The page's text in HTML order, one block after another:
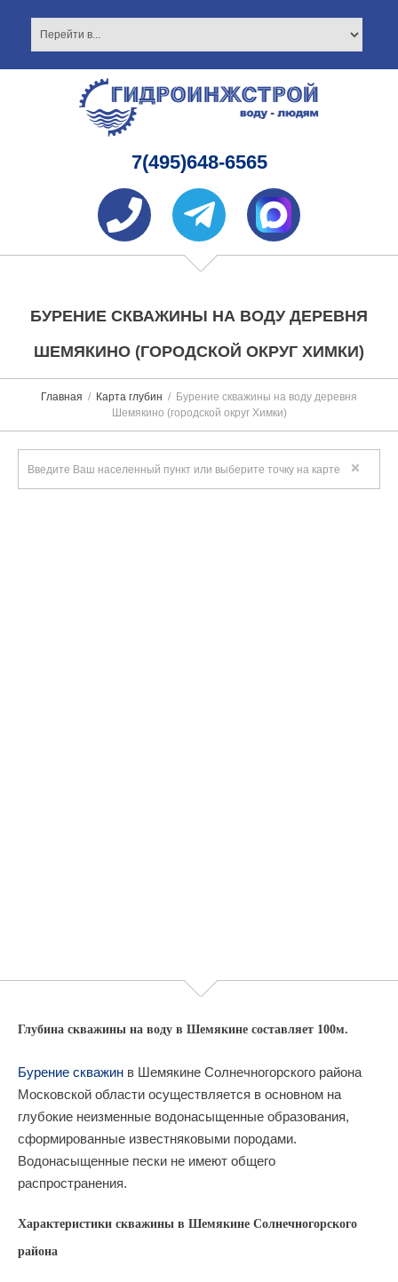
7(495)648-6565
БУРЕНИЕ СКВАЖИНЫ НА ВОДУ ДЕРЕВНЯ
ШЕМЯКИНО (ГОРОДСКОЙ ОКРУГ ХИМКИ)
Главная Карта глубин
Бурение скважины на воду деревня
Шемякино (городской округ Химки)
Глубина скважины на воду в Шемякине составляет 100м.
Бурение скважин в Шемякине Солнечногорского района
Московской области осуществляется в основном на
глубокие неизменные водонасыщенные образования,
сформированные известняковыми породами.
Водонасыщенные пески не имеют общего
распространения.
Характеристики скважины в Шемякине Солнечногорского
района